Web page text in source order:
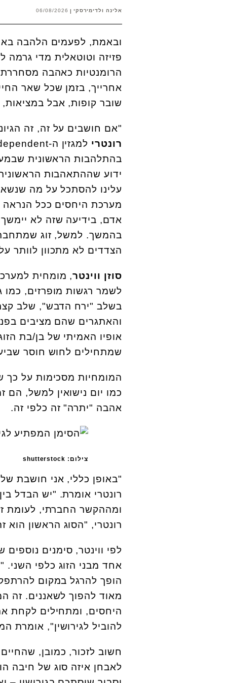
אלינה ולדימירסקי 06/08/2026
ובאמת, לפעמים הלהבה
פזיזה וטוטאלית מדי גרמה
הרומנטיות כאהבה
אחרייך, בזמן שכל שאר
שובר קופות, אבל
"אם חושבים על זה, זה
רונטרי
בהתלהבות הראשונית
ידוע שההתאהבות
עלינו להסתכל על מה
מערכת היחסים ככל
אדם, בידיעה שזה לא יימשך
בהמשך. למשל, זוג שמתחבר
הצדדים לא מתכוון לוותר
סוזן ווינטר, מומחית
לשמר רגשות מופרזים,
בשלב "ירח הדבש", שלב
והאתגרים שהם מציבים
אופיו האמיתי של בן/בת
שמתחילים לחוש חוסר
המומחיות מסכימות על כך
כמו יום נישואין למשל, הם
אהבה "יתרה" זה כלפי זה.
צילום: shutterstock
"באופן כללי, אני חושבת
רונטרי אומרת. "יש הבדל
ומההקשר החברתי, לעומת
רונטרי, "הסוג הראשון הוא
לפי ווינטר, סימנים
אחד מבני הזוג כלפי השני.
הופך להרגל במקום
מאוד להפוך לשאננים. זה
היחסים, ומתחילים לקחת
להוביל לגירושין", אומרת
חשוב לזכור, כמובן,
לאבחן איזה סוג של חיבה